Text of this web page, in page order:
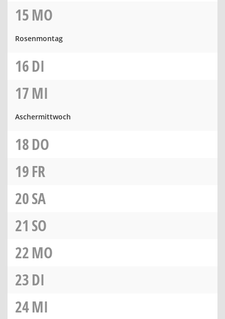
15MO
Rosenmontag
16DI
17MI
Aschermittwoch
18DO
19FR
20SA
21 SO
22MO
23DI
24MI